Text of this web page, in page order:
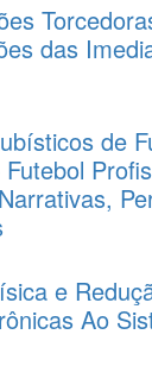
das
de
e
Ao